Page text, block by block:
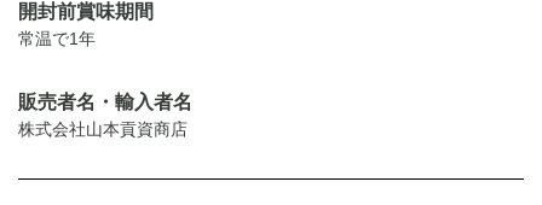
開封前賞味期間
常温で1年
販売者名・輸入者名
株式会社山本貢資商店